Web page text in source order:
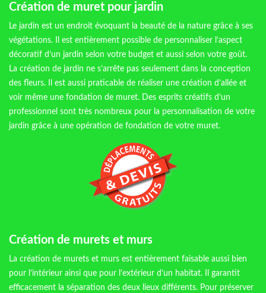
Création de muret pour jardin
Le jardin est un endroit évoquant la beauté de la nature grâce à ses
végétations. Il est entièrement possible de personnaliser l’aspect
décoratif d’un jardin selon votre budget et aussi selon votre goût.
La création de jardin ne s’arrête pas seulement dans la conception
des fleurs. Il est aussi praticable de réaliser une création d’allée et
voir même une fondation de muret. Des esprits créatifs d’un
professionnel sont très nombreux pour la personnalisation de votre
jardin grâce à une opération de fondation de votre muret.
Création de murets et murs
La création de murets et murs est entièrement faisable aussi bien
pour l’intérieur ainsi que pour l’extérieur d’un habitat. Il garantit
efficacement la séparation des deux lieux différents. Pour préserver